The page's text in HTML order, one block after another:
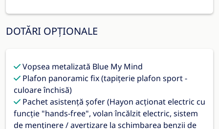
DOTĂRI OPȚIONALE
Vopsea metalizată Blue My Mind
Plafon panoramic fix (tapițerie plafon sport -
culoare închisă)
Pachet asistență șofer (Hayon acționat electric cu
funcție "hands-free", volan încălzit electric, sistem
de menținere / avertizare la schimbarea benzii de